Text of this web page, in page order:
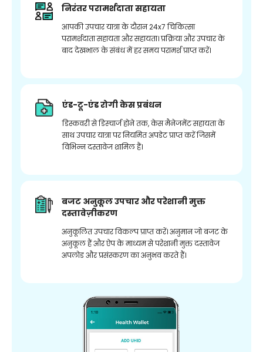
निरंतर परामर्शदाता सहायता
आपकी उपचार यात्रा के दौरान 24x7 चिकित्सा
परामर्शदाता सहायता और सहायता। प्रक्रिया और उपचार के
बाद देखभाल के संबंध में हर समय परामर्श प्राप्त करें।
एंड-टू-एंड रोगी केस प्रबंधन
डिस्कवरी से डिस्चार्ज होने तक, केस मैनेजमेंट सहायता के
साथ उपचार यात्रा पर नियमित अपडेट प्राप्त करें जिसमें
विभिन्न दस्तावेज शामिल हैं।
बजट अनुकूल उपचार और परेशानी मुक्त
दस्तावेज़ीकरण
अनुकूलित उपचार विकल्प प्राप्त करें। अनुमान जो बजट के
अनुकूल हैं और ऐप के माध्यम से परेशानी मुक्त दस्तावेज
अपलोड और प्रसंस्करण का अनुभव करते हैं।